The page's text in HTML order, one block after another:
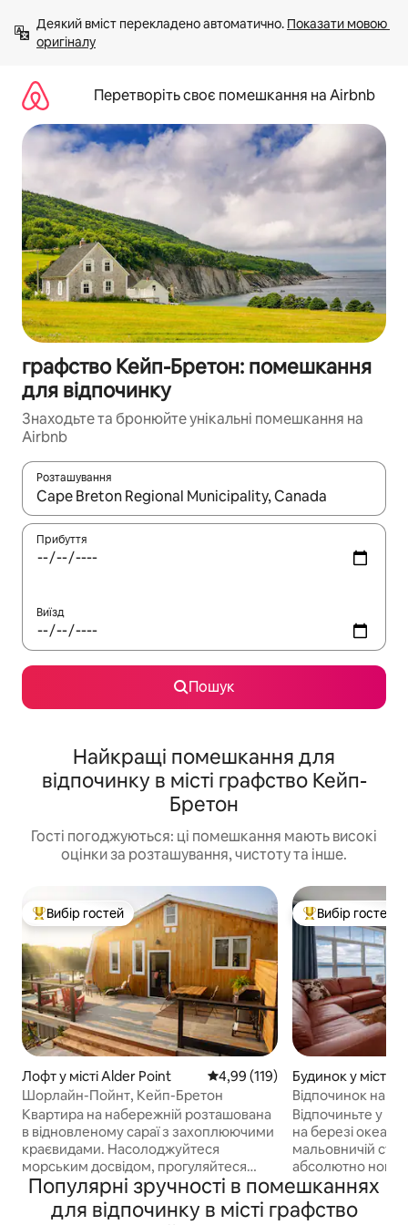
вмісту
Деякий вміст перекладено автоматично. Показати мовою
оригіналу
Перетворіть своє помешкання на Airbnb
графство Кейп-Бретон: помешкання
для відпочинку
Знаходьте та бронюйте унікальні помешкання на
Airbnb
Розташування
Отримавши результати пошуку, використовуйте для
Прибуття
Виїзд
Пошук
Найкращі помешкання для
відпочинку в місті графство Кейп-
Бретон
Гості погоджуються: ці помешкання мають високі
оцінки за розташування, чистоту та інше.
Топ вибір гостей
Вибір гостей
Лофт у місті Alder Point Середня оцінка: 4,99 з 5,
4,99 (119)
Шорлайн-Пойнт, Кейп-Бретон
Квартира на набережній розташована
в відновленому сараї з захоплюючими
краєвидами. Насолоджуйтеся
морським досвідом, прогуляйтеся
уздовж берегової лінії. Спіймайте
заходами сонця. Насолоджуйтеся
місцевою кухнею. Окремий люкс із 2
Топ вибір гостей
Вибір гостей
Будинок у місті
Відпочинок на
Відпочиньте у
на березі
мальовничій
абсолютно нове,
помешкання з 2
сучасний дизайн
планування
Популярні зручності в помешканнях
для відпочинку в місті графство